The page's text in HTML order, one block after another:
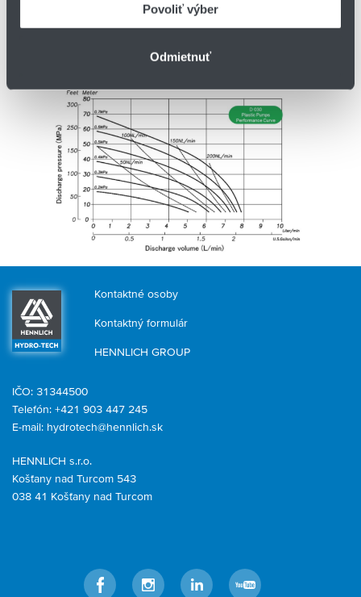
Povoliť výber
Odmietnuť
Kontaktné osoby
Kontaktný formulár
HENNLICH GROUP
HENNLICH s.r.o.
Košťany nad Turcom 543
038 41 Košťany nad Turcom
IČO: 31344500
Telefón: +421 903 447 245
E-mail: hydrotech@hennlich.sk
FacebookInstagramLinkedIn YouTube